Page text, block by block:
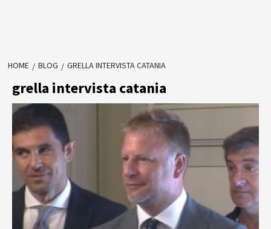
HOME BLOG GRELLA INTERVISTA CATANIA
grella intervista catania